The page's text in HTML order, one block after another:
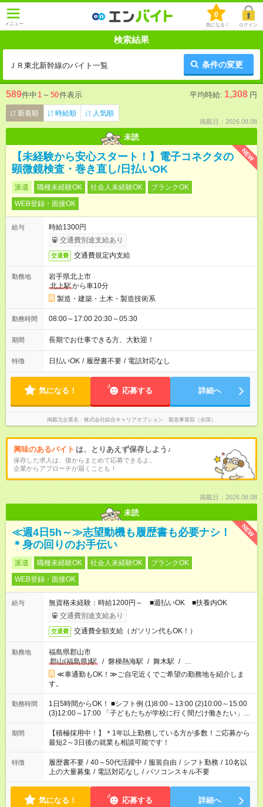
メニュー
0
気になる！ ログイン
検索結果
ＪＲ東北新幹線のバイト一覧 条件の変更
589件中1 ～ 50件表示 平均時給: 1,308 円
新着順 時給順 人気順
掲載日：2026.08.08
未読
NEW
【未経験から安心スタート！】電子コネクタの
顕微鏡検査・巻き直し/日払いOK
派遣 職種未経験OK 社会人未経験OK
ブランクOK
WEB登録・面接OK
給与
時給1300円
交通費別途支給あり
交通費 交通費規定内支給
勤務地
岩手県北上市
北上駅から車10分
製造・建築・土木・製造技術系
勤務時間 08:00～17:00 20:30～05:30
期間 長期でお仕事できる方、大歓迎！
特徴 日払いOK / 履歴書不要 / 電話対応なし
気になる！ 応募する 詳細へ
掲載元企業名 株式会社綜合キャリアオプション 製造事業部（全国）
興味のあるバイト は、とりあえず保存しよう♪
保存した求人は、後からまとめて応募できるよ。
企業からアプローチが届くことも！
掲載日：2026.08.08
未読
NEW
≪週4日5h～≫志望動機も履歴書も必要ナシ！
＊身の回りのお手伝い
派遣 職種未経験OK 社会人未経験OK
ブランクOK
WEB登録・面接OK
給与
無資格未経験：時給1200円～ ■週払いOK ■扶養内OK
交通費別途支給あり
交通費 交通費全額支給（ガソリン代もOK！）
勤務地
福島県郡山市
郡山(福島県)駅
/ 磐梯熱海駅 / 舞木駅 / …
≪車通勤もOK！≫ご自宅近くでご希望の勤務地を紹介しま
す。
勤務時間
1日5時間からOK！ ■シフト例 (1)8:00～13:00 (2)10:00～15:00
(3)12:00～17:00 「子どもたちが学校に行く間だけ働きたい」
「余裕を持って夕飯の準備がしたい」 「午前中は働いて、午後
はプライベートの時間にしたい」 など、ご希望を教えてくださ
いね。 ※Wワーク希望の方へ 今ご覧のお仕事で希望する勤務時
間と、もう1つのお仕事の勤務時間。 合計で週40時間を超える
場合は応募できません。
期間
【積極採用中！】＊1年以上勤務している方が多数！ご応募から
最短2～3日後の就業も相談可能です！
特徴 履歴書不要 / 40～50代活躍中 / 服装自由 / シフト勤務 / 10名以
上の大量募集 / 電話対応なし / パソコンスキル不要
気になる！ 応募する 詳細へ